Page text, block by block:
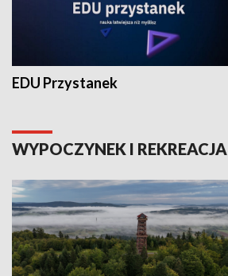
EDU Przystanek
WYPOCZYNEK I REKREACJA